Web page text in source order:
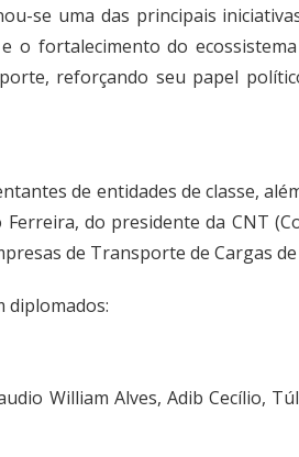
se uma das principais
fortalecimento do
reforçando seu papel
de entidades de classe,
do presidente da CNT
de Transporte de Cargas
diplomados:
William Alves, Adib Cecílio,